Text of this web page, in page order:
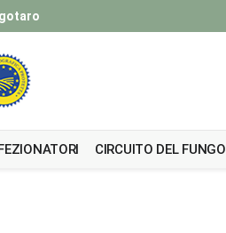
CIRCUITO DEL FUNGO